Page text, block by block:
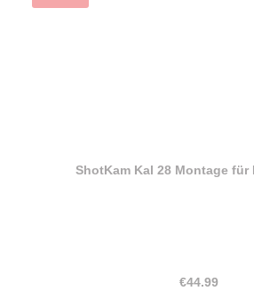
ShotKam Kal 28 Montage für
Regular price:
€44.99